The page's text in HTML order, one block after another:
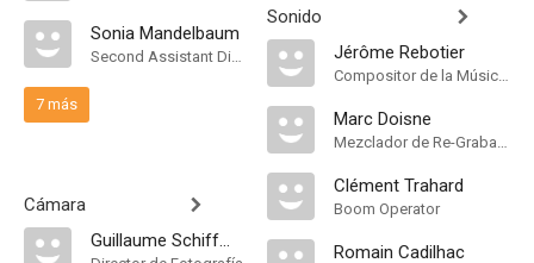
Sonia Mandelbaum
Second Assistant Director
7 más
Cámara
Guillaume Schiffman
Sonido
Jérôme Rebotier
Compositor de la Música Original
Marc Doisne
Mezclador de Re-Grabación de Sonido
Clément Trahard
Boom Operator
Romain Cadilhac